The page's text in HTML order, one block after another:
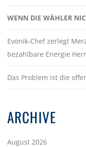
WENN DIE WÄHLER
Evonik-Chef zerlegt
bezahlbare Energie
Das Problem ist die
ARCHIVE
August 2026